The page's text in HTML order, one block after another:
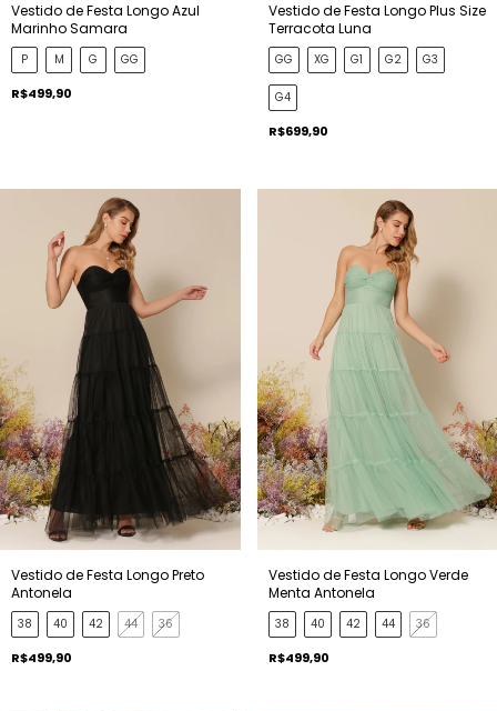
Vestido de Festa Longo Azul
Marinho Samara
P M G GG
R$499,90
Vestido de Festa Longo Plus Size
Terracota Luna
GG XG G1 G2 G3
G4
R$699,90
Vestido de Festa Longo Preto
Antonela
38 40 42 44 36
R$499,90
Vestido de Festa Longo Verde
Menta Antonela
38 40 42 44 36
R$499,90